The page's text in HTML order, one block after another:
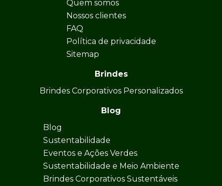
Quem somos
Nossos clientes
FAQ
Política de privacidade
Sitemap
Brindes
Brindes Corporativos Personalizados
Blog
Blog
Sustentabilidade
Eventos e Ações Verdes
Sustentabilidade e Meio Ambiente
Brindes Corporativos Sustentáveis